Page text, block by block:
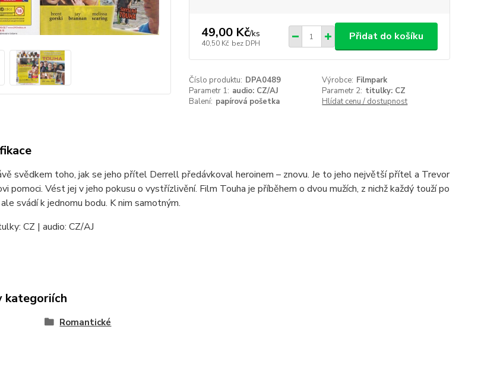
49,00 Kč/ks
40,50 Kč bez DPH
Přidat do košíku
Číslo produktu: DPA0489 Výrobce: Filmpark
Parametr 1: audio: CZ/AJ Parametr 2: titulky: CZ
Balení: papírová pošetka Hlídat cenu / dostupnost
svědkem toho, jak se jeho přítel Derrell předávkoval heroinem – znovu. Je to jeho největší přítel a Trevor
pomoci. Vést jej v jeho pokusu o vystřízlivění. Film Touha je příběhem o dvou mužích, z nichž každý touží po
svádí k jednomu bodu. K nim samotným.
CZ | audio: CZ/AJ
kategoriích
Romantické